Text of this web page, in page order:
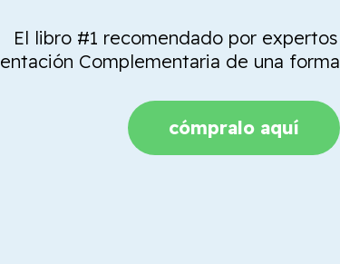
El libro #1 recomendado por
Complementaria de una
cómpralo aquí